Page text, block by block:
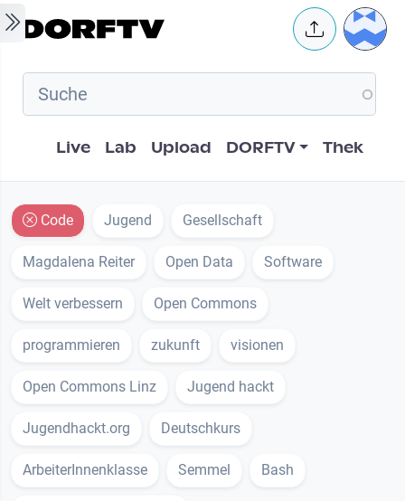
Skip to main content User
Hauptnavigation
Live Lab Upload DORFTV Thek
Code Jugend Gesellschaft
Magdalena Reiter Open Data Software
Welt verbessern Open Commons
programmieren zukunft visionen
Open Commons Linz Jugend hackt
Jugendhackt.org Deutschkurs
ArbeiterInnenklasse Semmel Bash